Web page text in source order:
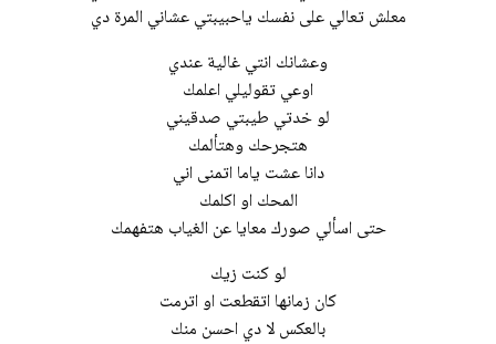
معلش تعالي على نفسك ياحبيبتي عشاني المرة دي
وعشانك انتي غالية عندي
اوعي تقوليلي اعلمك
لو خدتي طيبتي صدقيني
هتجرحك وهتألمك
دانا عشت ياما اتمنى اني
المحك او اكلمك
حتى اسألي صورك معايا عن الغياب هتفهمك
لو كنت زيك
كان زمانها اتقطعت او اترمت
بالعكس لا دي احسن منك